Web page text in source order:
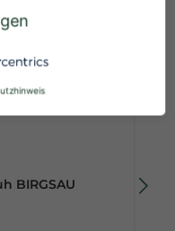
BIRGSAU